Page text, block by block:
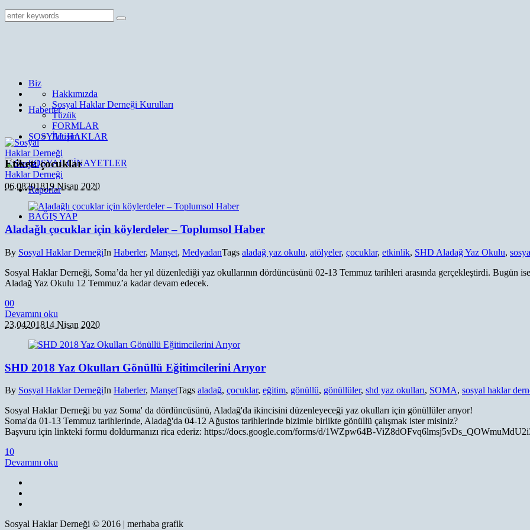
Biz
Hakkımızda
Sosyal Haklar Derneği Kurulları
Tüzük
FORMLAR
İletişim
Haberler
SOSYAL HAKLAR
SOSYAL CİNAYETLER
Raporlar
BAĞIŞ YAP
Etiket:çocuklar
06.08201819 Nisan 2020
Aladağlı çocuklar için köylerdeler – Toplumsol Haber
By Sosyal Haklar DerneğiIn Haberler, Manşet, MedyadanTags aladağ yaz okulu, atölyeler, çocuklar, etkinlik, SHD Aladağ Yaz Okulu,
Sosyal Haklar Derneği, Soma’da her yıl düzenlediği yaz okullarının dördüncüsünü 02-13 Temmuz tarihleri arasında gerçekleştirdi. Bugün
Aladağ Yaz Okulu 12 Temmuz’a kadar devam edecek.
00
Devamını oku
23.04201814 Nisan 2020
SHD 2018 Yaz Okulları Gönüllü Eğitimcilerini Arıyor
By Sosyal Haklar DerneğiIn Haberler, ManşetTags aladağ, çocuklar, eğitim, gönüllü, gönüllüler, shd yaz okulları, SOMA, sosyal haklar
Sosyal Haklar Derneği bu yaz Soma' da dördüncüsünü, Aladağ'da ikincisini düzenleyeceği yaz okulları için gönüllüler arıyor!
Soma'da 01-13 Temmuz tarihlerinde, Aladağ'da 04-12 Ağustos tarihlerinde bizimle birlikte gönüllü çalışmak ister misiniz?
Başvuru için linkteki formu doldurmanızı rica ederiz: https://docs.google.com/forms/d/1WZpw64B-
10
Devamını oku
Sosyal Haklar Derneği © 2016 | merhaba grafik